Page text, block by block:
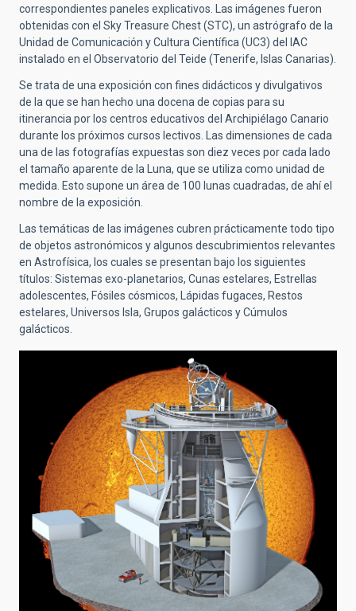
correspondientes paneles explicativos. Las imágenes fueron
obtenidas con el Sky Treasure Chest (STC), un astrógrafo de la
Unidad de Comunicación y Cultura Científica (UC3) del IAC
instalado en el Observatorio del Teide (Tenerife, Islas Canarias).
Se trata de una exposición con fines didácticos y divulgativos
de la que se han hecho una docena de copias para su
itinerancia por los centros educativos del Archipiélago Canario
durante los próximos cursos lectivos. Las dimensiones de cada
una de las fotografías expuestas son diez veces por cada lado
el tamaño aparente de la Luna, que se utiliza como unidad de
medida. Esto supone un área de 100 lunas cuadradas, de ahí el
nombre de la exposición.
Las temáticas de las imágenes cubren prácticamente todo tipo
de objetos astronómicos y algunos descubrimientos relevantes
en Astrofísica, los cuales se presentan bajo los siguientes
títulos: Sistemas exo-planetarios, Cunas estelares, Estrellas
adolescentes, Fósiles cósmicos, Lápidas fugaces, Restos
estelares, Universos Isla, Grupos galácticos y Cúmulos
galácticos.